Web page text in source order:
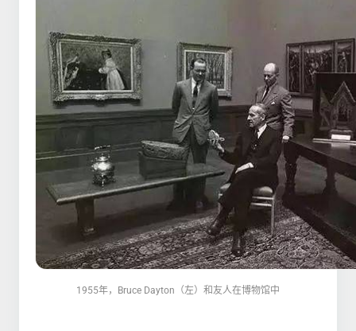
1 955年，Bruce Dayton（左）和友人在博物馆中